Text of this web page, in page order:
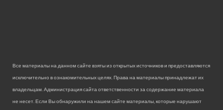
Все материалы на данном сайте взяты из открытых источников и предоставляются
исключительно в ознакомительных целях. Права на материалы принадлежат их
владельцам. Администрация сайта ответственности за содержание материала
не несет. Если Вы обнаружили на нашем сайте материалы, которые нарушают